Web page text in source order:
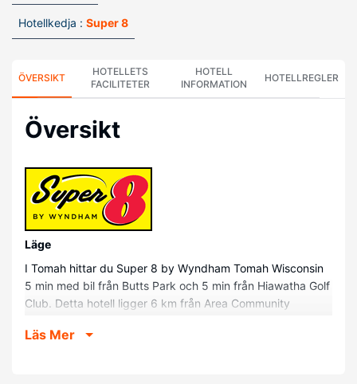
Hotellkedja : Super 8
ÖVERSIKT
HOTELLETS
FACILITETER
HOTELL
INFORMATION
HOTELLREGLER
Översikt
Läge
I Tomah hittar du Super 8 by Wyndham Tomah Wisconsin
5 min med bil från Butts Park och 5 min från Hiawatha Golf
Club. Detta hotell ligger 6 km från Area Community
Hotellrum
Läs Mer